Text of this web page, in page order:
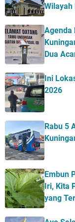
Wilayah
Agenda
Dua
Ini
2026
Rabu 5
Embun
Iri, Kita
yang